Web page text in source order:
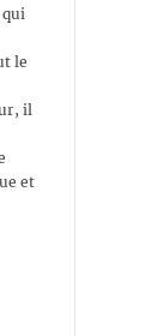
le
il
et